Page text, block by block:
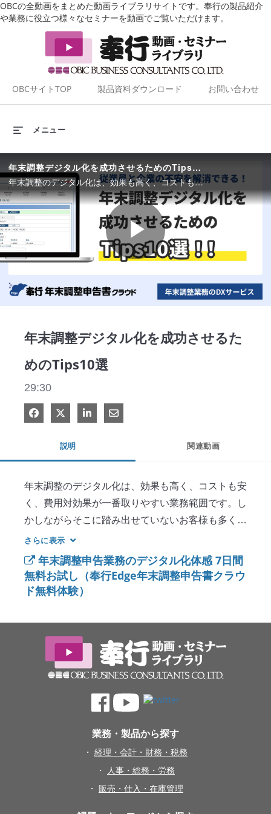
OBCの全動画をまとめた動画ライブラリサイトです。奉行の製品紹介
や業務に役立つ様々なセミナーを動画でご覧いただけます。
OBCサイトTOP 製品資料ダウンロード お問い合わせ
メニュー
年末調整デジタル化を成功させるためのTips10選
年末調整のデジタル化は、効果も高く、コストも安く、費用対効果が一番取りやすい業務範囲です。しかしながらそこに踏み出せていないお客様も多くいらっしゃいます。本動画では、その懸念点を払しょくする「10個のTips」を数千社のお客様の声からピックアップしてお届けします。 ＜見どころ＞ 00:18：年末調整はデジタル化したいけどできない業務？ 02:40：デジタル化を成功させるためのTips10選 22:07：最新年末調整対策、サービス紹介
Play
年末調整デジタル化を成功させるた
めのTips10選
29:30
Facebook で共有
Xで共有する
LinkedIn で共有
電子メールで共有
説明 関連動画
年末調整のデジタル化は、効果も高く、コストも安
く、費用対効果が一番取りやすい業務範囲です。し
かしながらそこに踏み出せていないお客様も多くい
らっしゃいます。本動画では、その懸念点を払しょ
くする「10個のTips」を数千社のお客様の声からピ
ックアップしてお届けします。
00:18：年末調整はデジタル化したいけどできない
業務？
02:40：デジタル化を成功させるためのTips10選
22:07：最新年末調整対策、サービス紹介
さらに表示
年末調整申告業務のデジタル化体感 7日間
無料お試し（奉行Edge年末調整申告書クラウ
ド無料体験）
業務・製品から探す
・ 経理・会計・財務・税務
・
人事・総務・労務
・ 販売・仕入・在庫管理